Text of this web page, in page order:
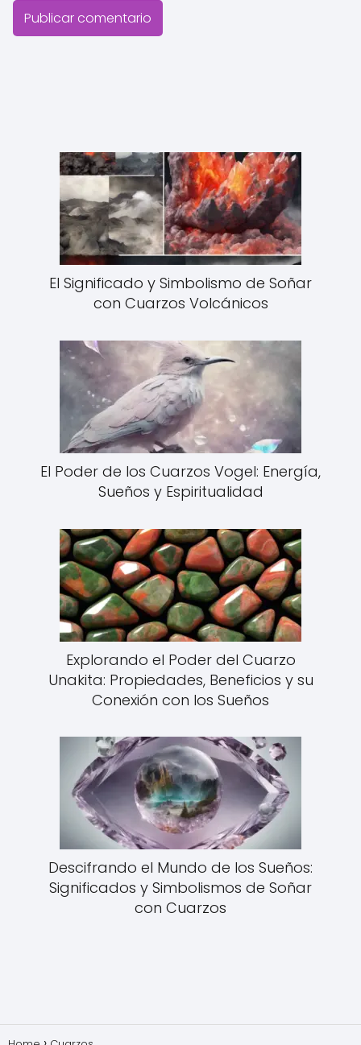
El Significado y Simbolismo de Soñar
con Cuarzos Volcánicos
El Poder de los Cuarzos Vogel: Energía,
Sueños y Espiritualidad
Explorando el Poder del Cuarzo
Unakita: Propiedades, Beneficios y su
Conexión con los Sueños
Descifrando el Mundo de los Sueños:
Significados y Simbolismos de Soñar
con Cuarzos